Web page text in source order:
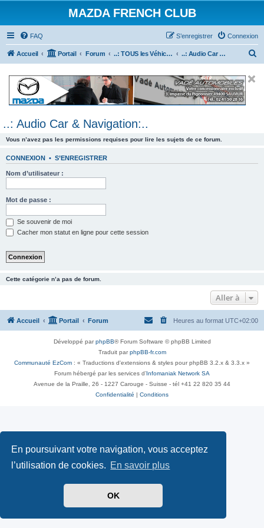
En poursuivant votre navigation, vous acceptez
l’utilisation de cookies. En savoir plus
OK
MAZDA FRENCH CLUB
FAQ Connexion
S’enregistrer
Accueil Portail Forum ..: TOUS les Véhicules MAZDA :.. ..: Audio Car & Navigation:..
e
..: Audio Car & Navigation:..
Vous n’avez pas les permissions requises pour lire les sujets de ce forum.
CONNEXION • S’ENREGISTRER
Nom d’utilisateur :
Mot de passe :
Se souvenir de moi
Cacher mon statut en ligne pour cette session
Cette catégorie n’a pas de forum.
Aller à
Accueil Portail Forum Heures au format UTC+02:00
Développé parphpBB® Forum Software © phpBB Limited
Traduit parphpBB-fr.com
Communauté EzCom : « Traductions d'extensions & styles pour phpBB 3.2.x & 3.3.x »
Forum hébergé par les services d’ Infomaniak Network SA
Avenue de la Praille, 26 - 1227 Carouge - Suisse - tél +41 22 820 35 44
Confidentialité
Conditions